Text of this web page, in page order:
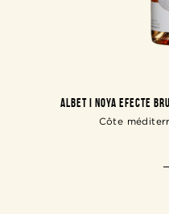
ALBET I NOYA EFECTE
Côte